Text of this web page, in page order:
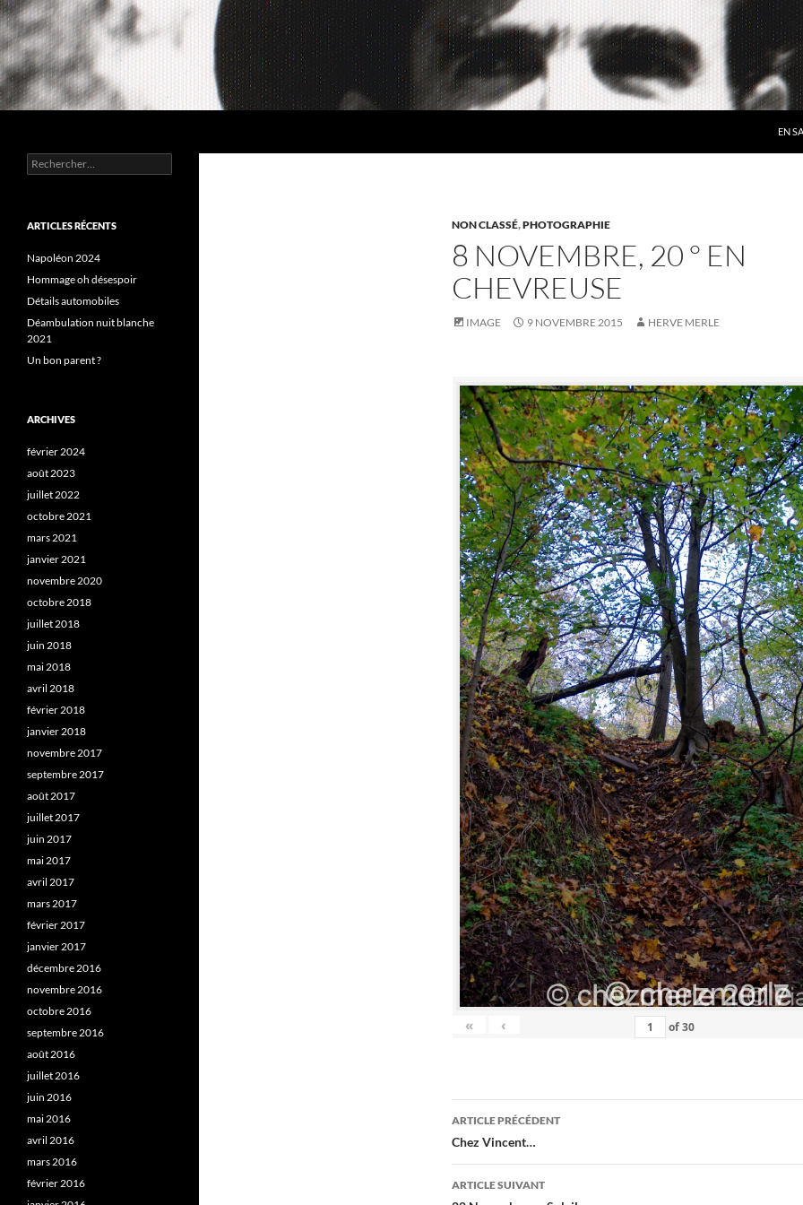
Aller
au
contenu
EN
NON CLASSÉ,PHOTOGRAPHIE
8 NOVEMBRE, 20 ° EN
CHEVREUSE
IMAGE 9 NOVEMBRE 2015 HERVE MERLE
« ‹ of30
Navigation
des
articles
ARTICLE PRÉCÉDENT
Chez Vincent…
ARTICLE SUIVANT
Rechercher :
ARTICLES RÉCENTS
Napoléon 2024
Hommage oh désespoir
Détails automobiles
Déambulation nuit blanche
2021
Un bon parent ?
ARCHIVES
février 2024
août 2023
juillet 2022
octobre 2021
mars 2021
janvier 2021
novembre 2020
octobre 2018
juillet 2018
juin 2018
mai 2018
avril 2018
février 2018
janvier 2018
novembre 2017
septembre 2017
août 2017
juillet 2017
juin 2017
mai 2017
avril 2017
mars 2017
février 2017
janvier 2017
décembre 2016
novembre 2016
octobre 2016
septembre 2016
août 2016
juillet 2016
juin 2016
mai 2016
avril 2016
mars 2016
février 2016